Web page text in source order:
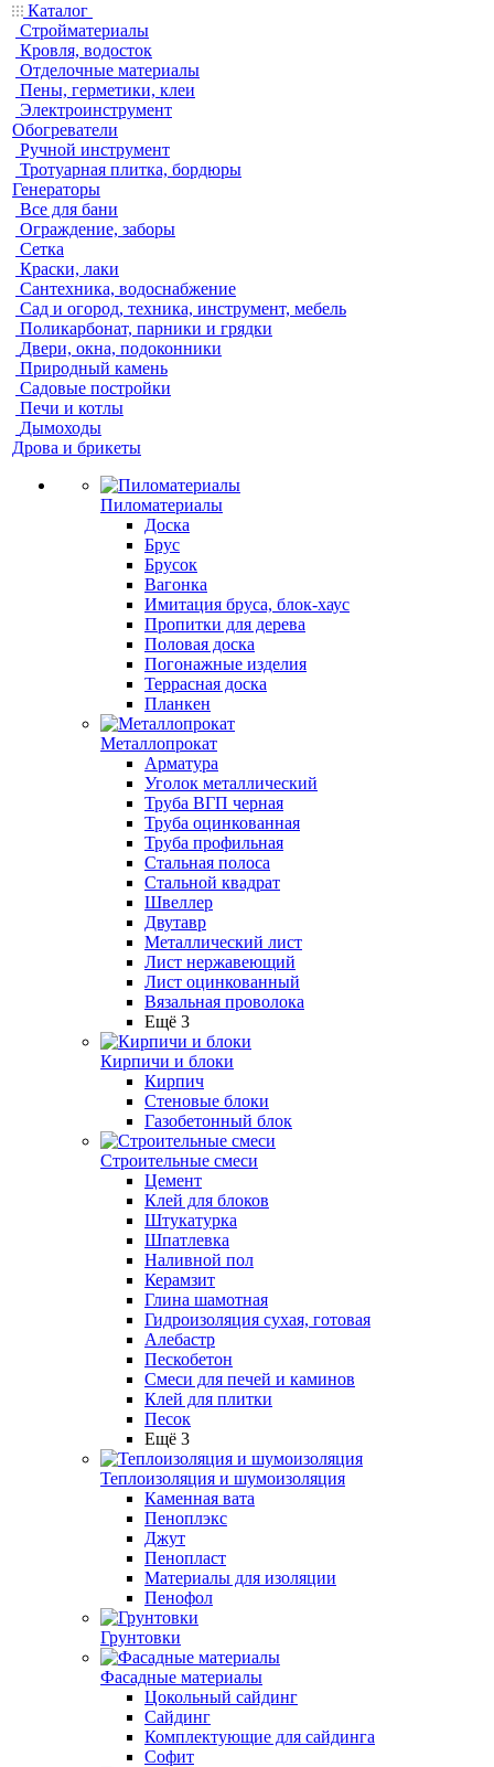
Каталог
Стройматериалы
Кровля, водосток
Отделочные материалы
Пены, герметики, клеи
Электроинструмент
Обогреватели
Ручной инструмент
Тротуарная плитка, бордюры
Генераторы
Все для бани
Ограждение, заборы
Сетка
Краски, лаки
Сантехника, водоснабжение
Сад и огород, техника, инструмент, мебель
Поликарбонат, парники и грядки
Двери, окна, подоконники
Природный камень
Садовые постройки
Печи и котлы
Дымоходы
Дрова и брикеты
Пиломатериалы
Доска
Брус
Брусок
Вагонка
Имитация бруса, блок-хаус
Пропитки для дерева
Половая доска
Погонажные изделия
Террасная доска
Планкен
Металлопрокат
Арматура
Уголок металлический
Труба ВГП черная
Труба оцинкованная
Труба профильная
Стальная полоса
Стальной квадрат
Швеллер
Двутавр
Металлический лист
Лист нержавеющий
Лист оцинкованный
Вязальная проволока
Ещё 3
Кирпичи и блоки
Кирпич
Стеновые блоки
Газобетонный блок
Строительные смеси
Цемент
Клей для блоков
Штукатурка
Шпатлевка
Наливной пол
Керамзит
Глина шамотная
Гидроизоляция сухая, готовая
Алебастр
Пескобетон
Смеси для печей и каминов
Клей для плитки
Песок
Ещё 3
Теплоизоляция и шумоизоляция
Каменная вата
Пеноплэкс
Джут
Пенопласт
Материалы для изоляции
Пенофол
Грунтовки
Фасадные материалы
Цокольный сайдинг
Сайдинг
Комплектующие для сайдинга
Софит